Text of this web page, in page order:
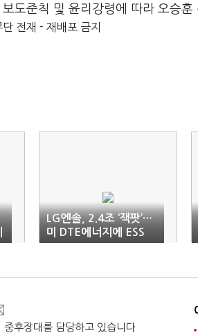
도준칙 및 윤리강령에 따라 오승훈
전재 - 재배포 금지
LG엔솔, 2.4조 ‘잭팟’…
미 DTE에너지에 ESS
공급 계약
중후장대를 담당하고 있습니다